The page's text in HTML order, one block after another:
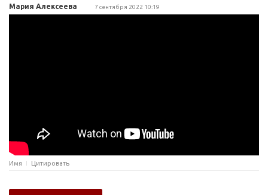
Мария Алексеева 7 сентября 2022 10:19
Имя Цитировать